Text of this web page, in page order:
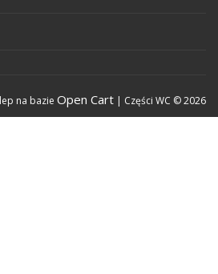
na bazie Open Cart | Części WC © 2026